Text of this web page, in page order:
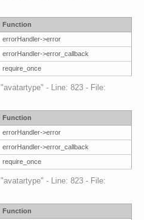
Function
errorHandler->error
errorHandler->error_callback
require_once
- Line: 823 - File:
Function
errorHandler->error
errorHandler->error_callback
require_once
- Line: 823 - File:
Function